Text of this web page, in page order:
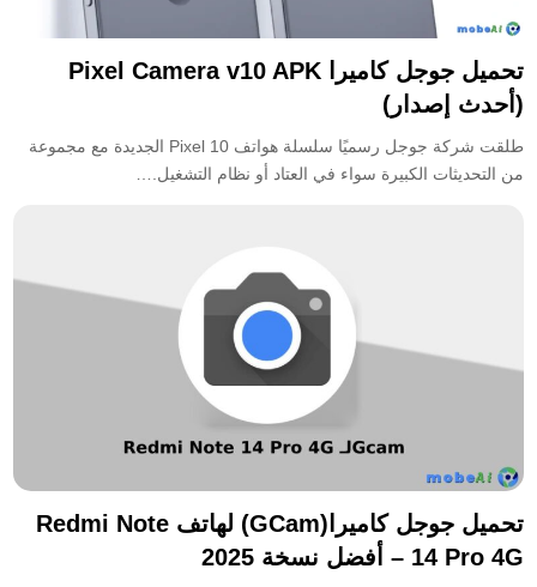
تحميل جوجل كاميرا Pixel Camera v10 APK
(أحدث إصدار)
طلقت شركة جوجل رسميًا سلسلة هواتف Pixel 10 الجديدة مع مجموعة
من التحديثات الكبيرة سواء في العتاد أو نظام التشغيل.…
تحميل جوجل كاميرا(GCam) لهاتف Redmi Note
14 Pro 4G – أفضل نسخة 2025